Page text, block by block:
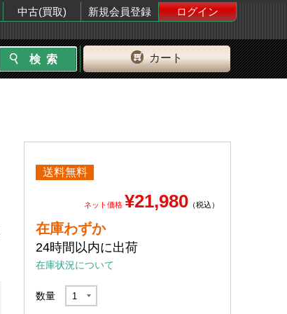
中古(買取) 新規会員登録
ログイン
カート
送料無料
ネット価格 ¥21,980 （税込）
在庫わずか
24時間以内に出荷
在庫状況について
数量